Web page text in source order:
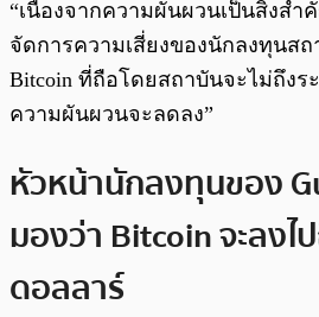
“เนื่องจากความผันผวนเป็นสิ่งสำ
จัดการความเสี่ยงของนักลงทุนสถ
Bitcoin ที่ถือโดยสถาบันจะไม่ถึงร
ความผันผวนจะลดลง”
หัวหน้านักลงทุนของ
มองว่า Bitcoin จะลง
ดอลลาร์